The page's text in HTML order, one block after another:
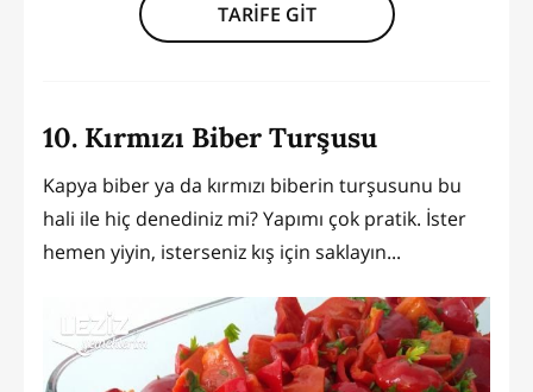
TARİFE GİT
10. Kırmızı Biber Turşusu
Kapya biber ya da kırmızı biberin turşusunu bu
hali ile hiç denediniz mi? Yapımı çok pratik. İster
hemen yiyin, isterseniz kış için saklayın...